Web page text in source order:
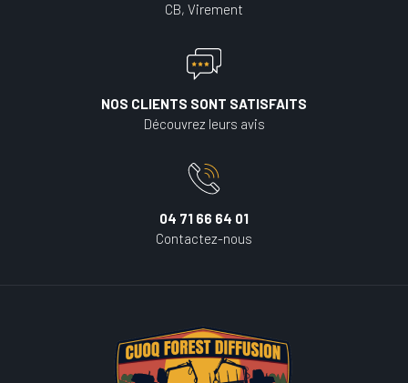
CB, Virement
NOS CLIENTS SONT SATISFAITS
Découvrez leurs avis
04 71 66 64 01
Contactez-nous